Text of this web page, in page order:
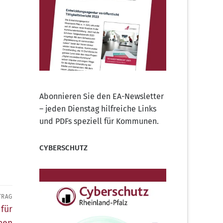
Abonnieren Sie den EA-Newsletter
– jeden Dienstag hilfreiche Links
und PDFs speziell für Kommunen.
CYBERSCHUTZ